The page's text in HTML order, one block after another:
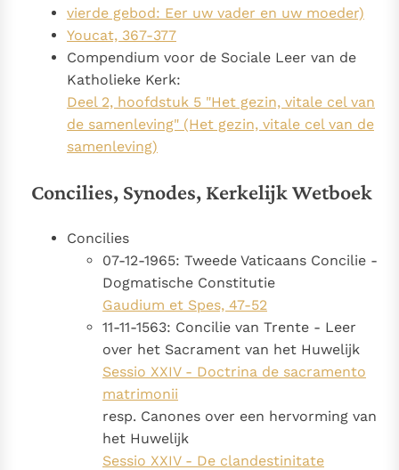
vierde gebod: Eer uw vader en uw moeder)
Youcat, 367-377
Compendium voor de Sociale Leer van de
Katholieke Kerk:
Deel 2, hoofdstuk 5 "Het gezin, vitale cel van
de samenleving" (Het gezin, vitale cel van de
samenleving)
Concilies, Synodes, Kerkelijk Wetboek
Concilies
07-12-1965: Tweede Vaticaans Concilie -
Dogmatische Constitutie
Gaudium et Spes, 47-52
11-11-1563: Concilie van Trente - Leer
over het Sacrament van het Huwelijk
Sessio XXIV - Doctrina de sacramento
matrimonii
resp. Canones over een hervorming van
het Huwelijk
Sessio XXIV - De clandestinitate